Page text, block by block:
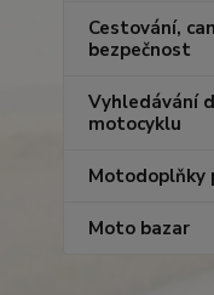
Cestování,
bezpečnost
Vyhledávání
motocyklu
Motodoplňky
Moto bazar